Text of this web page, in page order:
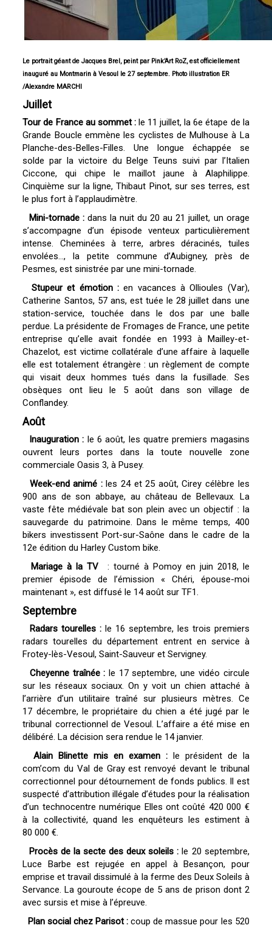
Le portrait géant de Jacques Brel, peint par Pink’Art RoZ, est officiellement
inauguré au Montmarin à Vesoul le 27 septembre. Photo illustration ER
/Alexandre MARCHI
Juillet
Tour de France au sommet :le 11 juillet, la 6e étape de la
Grande Boucle emmène les cyclistes de Mulhouse à La
Planche-des-Belles-Filles. Une longue échappée se
solde par la victoire du Belge Teuns suivi par l’Italien
Ciccone, qui chipe le maillot jaune à Alaphilippe.
Cinquième sur la ligne, Thibaut Pinot, sur ses terres, est
le plus fort à l’applaudimètre.
Mini-tornade :dans la nuit du 20 au 21 juillet, un orage
s’accompagne d’un épisode venteux particulièrement
intense. Cheminées à terre, arbres déracinés, tuiles
envolées…, la petite commune d’Aubigney, près de
Pesmes, est sinistrée par une mini-tornade.
Stupeur et émotion : en vacances à Ollioules (Var),
Catherine Santos, 57 ans, est tuée le 28 juillet dans une
station-service, touchée dans le dos par une balle
perdue. La présidente de Fromages de France, une petite
entreprise qu’elle avait fondée en 1993 à Mailley-et-
Chazelot, est victime collatérale d’une affaire à laquelle
elle est totalement étrangère : un règlement de compte
qui visait deux hommes tués dans la fusillade. Ses
obsèques ont lieu le 5 août dans son village de
Conflandey.
Août
Inauguration : le 6 août, les quatre premiers magasins
ouvrent leurs portes dans la toute nouvelle zone
commerciale Oasis 3, à Pusey.
Week-end animé : les 24 et 25 août, Cirey célèbre les
900 ans de son abbaye, au château de Bellevaux. La
vaste fête médiévale bat son plein avec un objectif : la
sauvegarde du patrimoine. Dans le même temps, 400
bikers investissent Port-sur-Saône dans le cadre de la
12e édition du Harley Custom bike.
Mariage à la TV
: tourné à Pomoy en juin 2018, le
premier épisode de l’émission « Chéri, épouse-moi
maintenant », est diffusé le 14 août sur TF1.
Septembre
Radars tourelles : le 16 septembre, les trois premiers
radars tourelles du département entrent en service à
Frotey-lès-Vesoul, Saint-Sauveur et Servigney.
Cheyenne traînée : le 17 septembre, une vidéo circule
sur les réseaux sociaux. On y voit un chien attaché à
l’arrière d’un utilitaire traîné sur plusieurs mètres. Ce
17 décembre, le propriétaire du chien a été jugé par le
tribunal correctionnel de Vesoul. L’affaire a été mise en
délibéré. La décision sera rendue le 14 janvier.
Alain Blinette mis en examen :le président de la
com’com du Val de Gray est renvoyé devant le tribunal
correctionnel pour détournement de fonds publics. Il est
suspecté d’attribution illégale d’études pour la réalisation
d’un technocentre numérique Elles ont coûté 420 000 €
à la collectivité, quand les enquêteurs les estiment à
80 000 €.
Procès de la secte des deux soleils : le 20 septembre,
Luce Barbe est rejugée en appel à Besançon, pour
emprise et travail dissimulé à la ferme des Deux Soleils à
Servance. La gouroute écope de 5 ans de prison dont 2
avec sursis et mise à l’épreuve.
Plan social chez Parisot :coup de massue pour les 520